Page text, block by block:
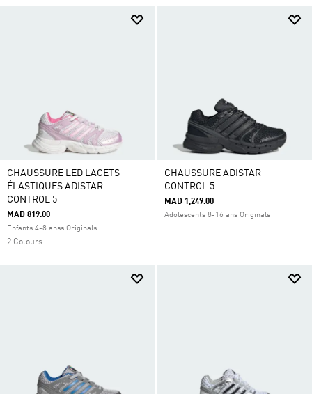
CHAUSSURE LED LACETS
ÉLASTIQUES ADISTAR
CONTROL 5
MAD 819.00
Enfants 4-8 anss Originals
2 Colours
CHAUSSURE ADISTAR
CONTROL 5
MAD 1,249.00
Adolescents 8-16 ans Originals